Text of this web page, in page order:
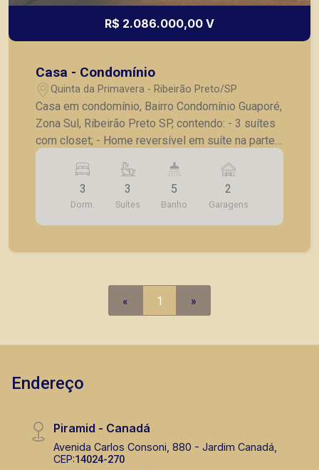
R$ 2.086.000,00 V
Casa - Condomínio
Quinta da Primavera - Ribeirão Preto/SP
Casa em condomínio, Bairro Condomínio Guaporé,
Zona Sul, Ribeirão Preto SP, contendo: - 3 suítes
com closet; - Home reversível em suíte na parte
inferior; - Sala; - Cozinha completa com geladeira
Samsung side by side, forno elétrico, micro-
ondas, lava louças, triturador de resíduos na
bancada; - Lavanderia; - Varanda gourmet; -
Piscina com cascata, iluminação e aquecimento; -
já em execução; - 2 vagas de garagem A Piramid
imóveis prontos, usados ou mesmo nos
Preto.
3
Dorm.
3
Suítes
5
Banho
2
Garagens
« 1 »
Endereço
Piramid - Canadá
Avenida Carlos Consoni, 880 - Jardim Canadá,
CEP:14024-270